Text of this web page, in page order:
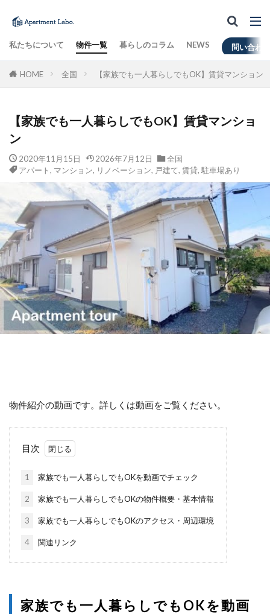
私たちについて 物件一覧 暮らしのコラム NEWS 問い合わせ
HOME 全国 【家族でも一人暮らしでもOK】賃貸マンション
【家族でも一人暮らしでもOK】賃貸マンショ
ン
2020年11月15日 2026年7月12日
全国
アパート, マンション, リノベーション, 戸建て, 賃貸, 駐車場あり
物件紹介の動画です。詳しくは動画をご覧ください。
目次
1 家族でも一人暮らしでもOKを動画でチェック
2 家族でも一人暮らしでもOKの物件概要・基本情報
3 家族でも一人暮らしでもOKのアクセス・周辺環境
4 関連リンク
家族でも一人暮らしでもOKを動画